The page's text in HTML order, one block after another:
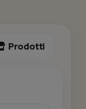
Prodotti